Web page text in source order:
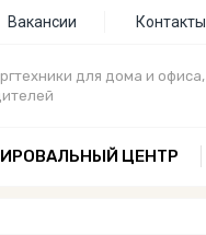
Вакансии Контакты
для дома и офиса,
ЦЕНТР